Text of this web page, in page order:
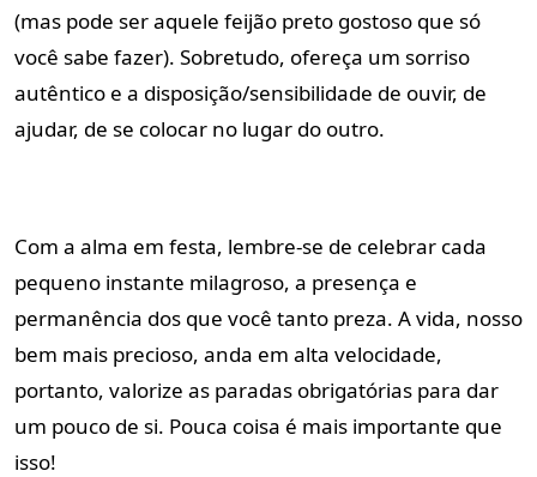
(mas pode ser aquele feijão preto gostoso que só
você sabe fazer). Sobretudo, ofereça um sorriso
autêntico e a disposição/sensibilidade de ouvir, de
ajudar, de se colocar no lugar do outro.
Com a alma em festa, lembre-se de celebrar cada
pequeno instante milagroso, a presença e
permanência dos que você tanto preza. A vida, nosso
bem mais precioso, anda em alta velocidade,
portanto, valorize as paradas obrigatórias para dar
um pouco de si. Pouca coisa é mais importante que
isso!